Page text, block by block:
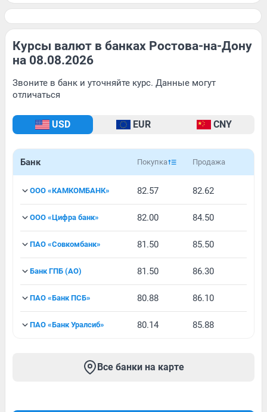
Курсы валют в банках Ростова-на-Дону
на 08.08.2026
Звоните в банк и уточняйте курс. Данные могут
отличаться
USD EUR CNY
Банк Покупка Продажа
ООО «КАМКОМБАНК» 82.57 82.62
ООО «Цифра банк» 82.00 84.50
ПАО «Совкомбанк» 81.50 85.50
Банк ГПБ (АО) 81.50 86.30
ПАО «Банк ПСБ» 80.88 86.10
ПАО «Банк Уралсиб» 80.14 85.88
Все банки на карте